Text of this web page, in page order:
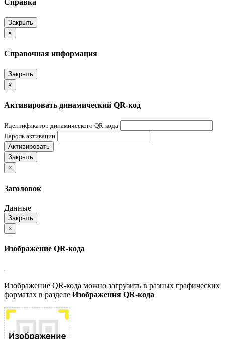
Справка
Закрыть
×
Справочная информация
Закрыть
×
Активировать динамический QR-код
Идентификатор динамического QR-кода
Пароль активации
Активировать
Закрыть
×
Заголовок
Данные
Закрыть
×
Изображение QR-кода
Изображение QR-кода можно загрузить в разных графических
форматах в разделе Изображения QR-кода